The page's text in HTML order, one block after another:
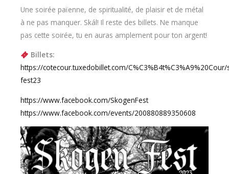
Une soirée païenne, de spiritualité, de plaisir et de métal
à ne pas manquer. Skál! Il reste des billets. Ne manque
pas cette soirée, tu en auras amplement pour ton argent!
Billets:
https://cotecour.tuxedobillet.com/
fest23
https://www.facebook.com/SkogenFest
https://www.facebook.com/events/200880889350608